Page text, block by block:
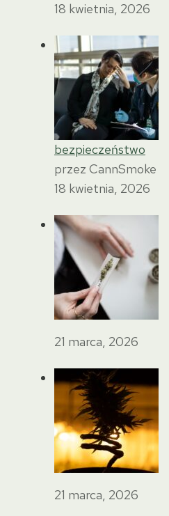
18 kwietnia, 2026
bezpieczeństwo
przez CannSmoke
18 kwietnia, 2026
21 marca, 2026
21 marca, 2026